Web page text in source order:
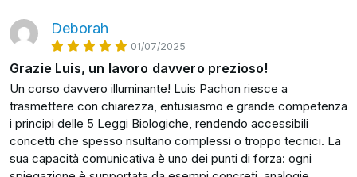
organo specifico. Ad esempio, imparerai come
l’apparato respiratorio è sensibile alle nozioni di spazio
vitale, libertà e sicurezza. E quindi verranno espressi
tramite esso dei conflitti legati a qualcosa di vitale, alla
vita e ai suoi scambi.
In questo modo, capirai come incamminarti verso un
piano di supporto su misura che considera tanto gli
aspetti fisici quanto quelli emotivi. Uno dei principali
attraverso l'applicazione delle leggi biologiche e
universali, consentendo alle persone di
riconoscersi come creatori della propria realtà.
Deborah
01/07/2025
Grazie Luis, un lavoro davvero prezioso!
Un corso davvero illuminante! Luis Pachon riesce a
trasmettere con chiarezza, entusiasmo e grande competenza
i principi delle 5 Leggi Biologiche, rendendo accessibili
concetti che spesso risultano complessi o troppo tecnici. La
sua capacità comunicativa è uno dei punti di forza: ogni